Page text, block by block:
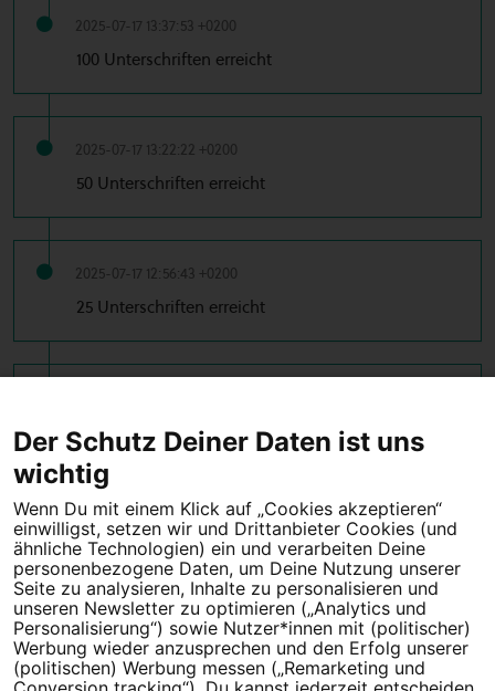
2025-07-17 13:37:53 +0200
100 Unterschriften erreicht
2025-07-17 13:22:22 +0200
50 Unterschriften erreicht
2025-07-17 12:56:43 +0200
25 Unterschriften erreicht
10 Unterschriften erreicht
Tipps für deine Petition
Darum WeAct
Partnerprogramm
Erfolgreiche Petitionen
FAQs
Nutzungsbedingungen
Der Schutz Deiner Daten ist uns
wichtig
Wenn Du mit einem Klick auf „Cookies akzeptieren“
einwilligst, setzen wir und Drittanbieter Cookies (und
ähnliche Technologien) ein und verarbeiten Deine
personenbezogene Daten, um Deine Nutzung unserer
Seite zu analysieren, Inhalte zu personalisieren und
unseren Newsletter zu optimieren („Analytics und
Personalisierung“) sowie Nutzer*innen mit (politischer)
Werbung wieder anzusprechen und den Erfolg unserer
(politischen) Werbung messen („Remarketing und